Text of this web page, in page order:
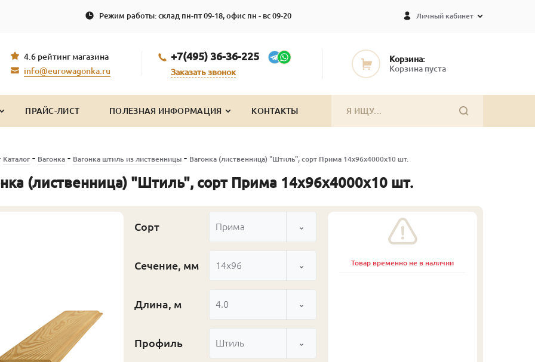
Режим работы: склад пн-пт 09-18, офис пн - вс 09-20 Личный кабинет
4.6 рейтинг магазина
info@eurowagonka.ru
+7(495) 36-36-225
Заказать звонок
Корзина:
Корзина пуста
ПРАЙС-ЛИСТ ПОЛЕЗНАЯ ИНФОРМАЦИЯ КОНТАКТЫ
Каталог- Вагонка- Вагонка штиль из лиственницы- Вагонка (лиственница) "Штиль", сорт Прима 14х96х4000х10 шт.
(лиственница) "Штиль", сорт Прима 14х96х4000х10 шт.
Сорт Прима
Сечение, мм 14x96
Длина, м 4.0
Профиль Штиль
Товар временно не в наличии